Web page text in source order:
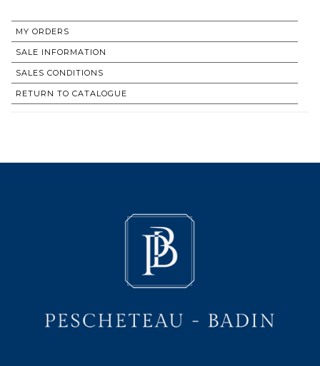
MY ORDERS
SALE INFORMATION
SALES CONDITIONS
RETURN TO CATALOGUE